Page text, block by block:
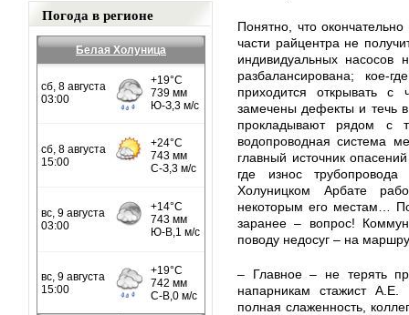
Погода в регионе
Белая Холуница
Понятно, что
части райцентра не
индивидуальных насосов
разбалансирована; кое-
приходится открывать с
замечены дефекты и течь
прокладывают рядом с
водопроводная система
главный источник
где износ
Холуницком Арбате
некоторым его местам…
заранее – вопрос!
поводу недосуг – на
– Главное – не терять
напарникам стажист
полная слаженность,